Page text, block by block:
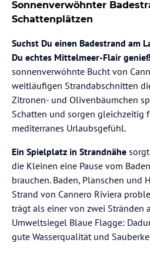
Sonnenverwöhnter
Schattenplätzen
Suchst Du einen Badestrand am
Du echtes Mittelmeer-Flair
sonnenverwöhnte Bucht von
weitläufigen Strandabschnitten
Zitronen- und Olivenbäumchen
Schatten und sorgen gleichzeitig
mediterranes Urlaubsgefühl.
Ein Spielplatz in Strandnähe
die Kleinen eine Pause vom
brauchen. Baden, Planschen und
Strand von Cannero Riviera
trägt als einer von zwei Stränden
Umweltsiegel Blaue Flagge:
gute Wasserqualität und